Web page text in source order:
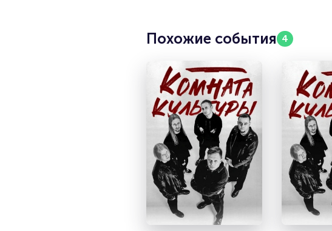
Похожие события 4